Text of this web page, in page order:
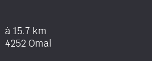
à 15.7 km
4252 Omal